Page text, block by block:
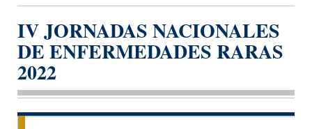
IV JORNADAS NACIONALES
DE ENFERMEDADES RARAS
2022